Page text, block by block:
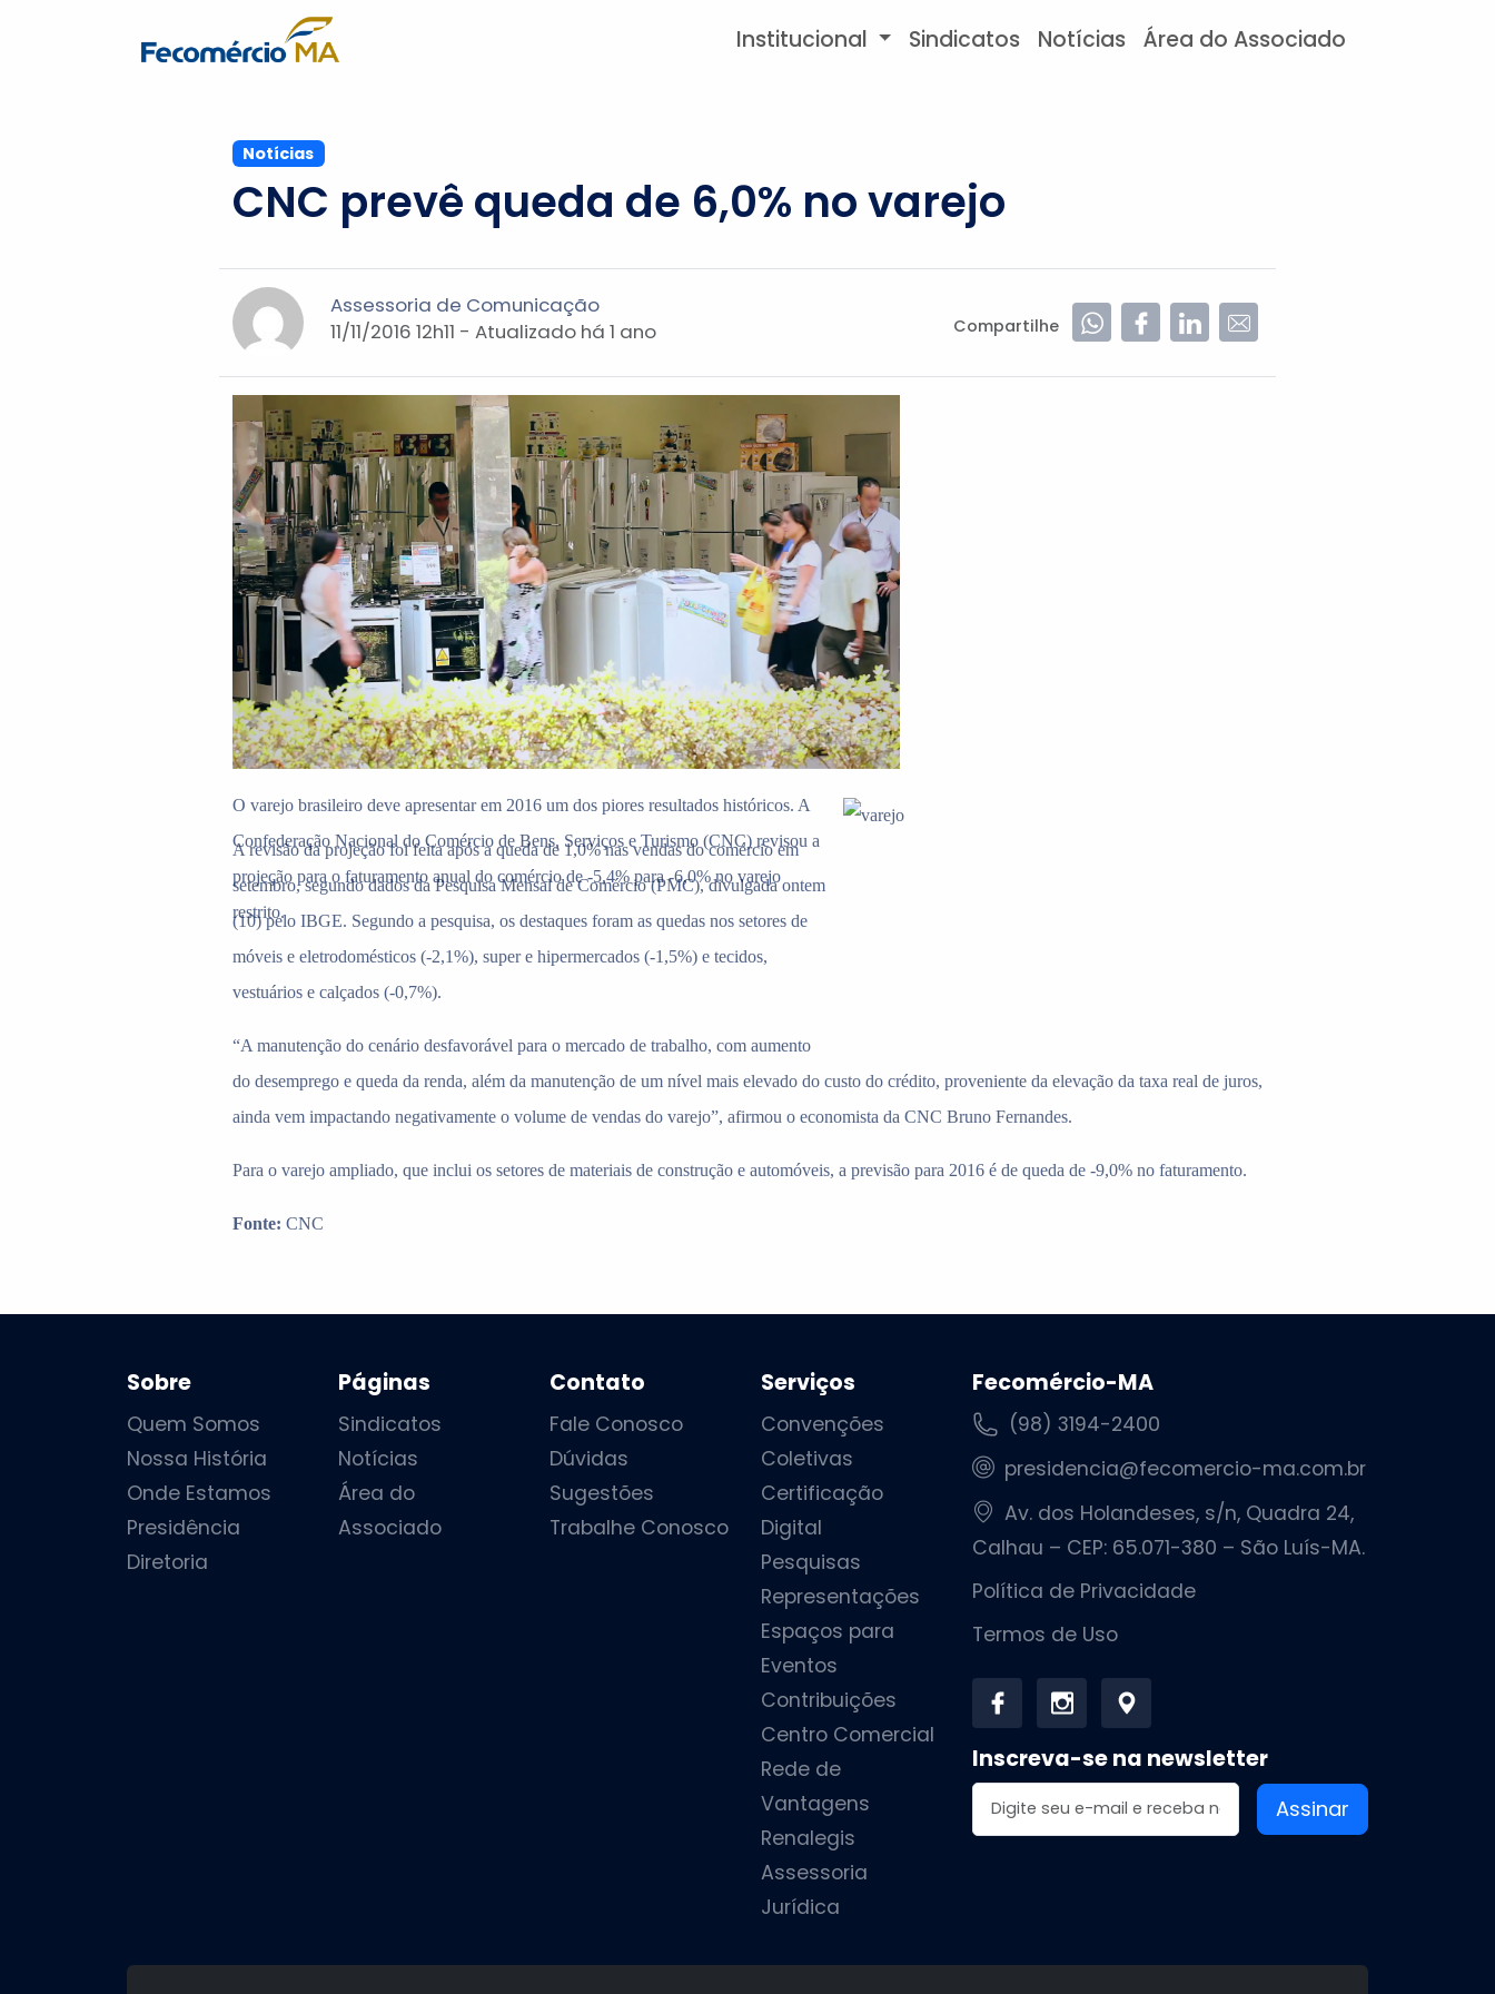
Institucional Sindicatos Notícias Área do Associado
Notícias
CNC prevê queda de 6,0% no varejo
Assessoria de Comunicação
11/11/2016 12h11 - Atualizado há 1 ano Compartilhe
O varejo brasileiro deve apresentar em 2016 um dos piores resultados históricos. A
Confederação Nacional do Comércio de Bens, Serviços e Turismo (CNC) revisou a
projeção para o faturamento anual do comércio de -5,4% para -6,0% no varejo
restrito.
A revisão da projeção foi feita após a queda de 1,0% nas vendas do comércio em
setembro, segundo dados da Pesquisa Mensal de Comércio (PMC), divulgada ontem
(10) pelo IBGE. Segundo a pesquisa, os destaques foram as quedas nos setores de
móveis e eletrodomésticos (-2,1%), super e hipermercados (-1,5%) e tecidos,
vestuários e calçados (-0,7%).
“A manutenção do cenário desfavorável para o mercado de trabalho, com aumento
do desemprego e queda da renda, além da manutenção de um nível mais elevado do custo do crédito, proveniente da elevação da taxa real de juros,
ainda vem impactando negativamente o volume de vendas do varejo”, afirmou o economista da CNC Bruno Fernandes.
Para o varejo ampliado, que inclui os setores de materiais de construção e automóveis, a previsão para 2016 é de queda de -9,0% no faturamento.
Fonte: CNC
Sobre
Quem Somos
Nossa História
Onde Estamos
Presidência
Diretoria
Páginas
Sindicatos
Notícias
Área do
Associado
Contato
Fale Conosco
Dúvidas
Sugestões
Trabalhe Conosco
Serviços
Convenções
Coletivas
Certificação
Digital
Pesquisas
Representações
Espaços para
Eventos
Contribuições
Centro Comercial
Rede de
Vantagens
Renalegis
Assessoria
Jurídica
Fecomércio-MA
(98) 3194-2400
presidencia@fecomercio-ma.com.br
Av. dos Holandeses, s/n, Quadra 24,
Calhau – CEP: 65.071-380 – São Luís-MA.
Política de Privacidade
Termos de Uso
Inscreva-se na newsletter
Endereço de email
Assinar